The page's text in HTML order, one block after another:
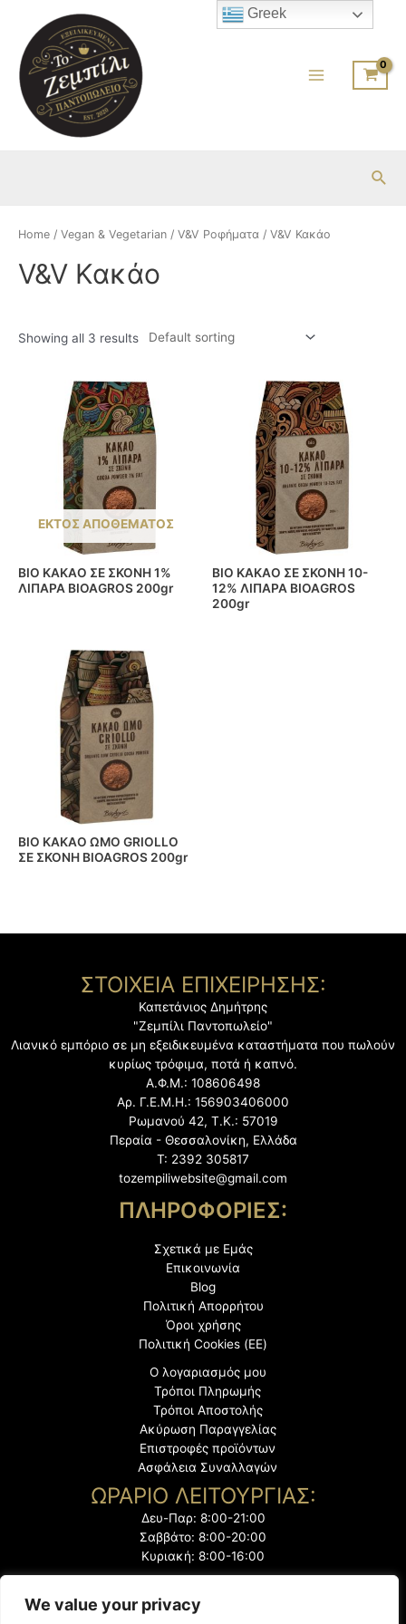
We value your privacy
περιεχόμενο
Home / Vegan & Vegetarian / V&V Ροφήματα / V&V Κακάο
V&V Κακάο
Showing all 3 results
ΕΚΤΌΣ ΑΠΟΘΈΜΑΤΟΣ
BIO ΚΑΚΑΟ ΣΕ ΣΚΟΝΗ 1%
ΛΙΠΑΡΑ BIOAGROS 200gr
BIO ΚΑΚΑΟ ΣΕ ΣΚΟΝΗ 10-
12% ΛΙΠΑΡΑ BIOAGROS
200gr
BIO ΚΑΚΑΟ ΩΜΟ GRIOLLO
ΣΕ ΣΚΟΝΗ BIOAGROS 200gr
ΣΤΟΙΧΕΙΑ ΕΠΙΧΕΙΡΗΣΗΣ:
Καπετάνιος Δημήτρης
"Ζεμπίλι Παντοπωλείο"
Λιανικό εμπόριο σε μη εξειδικευμένα καταστήματα που πωλούν
κυρίως τρόφιμα, ποτά ή καπνό.
Α.Φ.Μ.: 108606498
Αρ. Γ.Ε.Μ.Η.: 156903406000
Ρωμανού 42, Τ.Κ.: 57019
Περαία - Θεσσαλονίκη, Ελλάδα
Τ: 2392 305817
tozempiliwebsite@gmail.com
ΠΛΗΡΟΦΟΡΙΕΣ:
Σχετικά με Εμάς
Επικοινωνία
Blog
Πολιτική Απορρήτου
Όροι χρήσης
Πολιτική Cookies (ΕΕ)
Ο λογαριασμός μου
Τρόποι Πληρωμής
Τρόποι Αποστολής
Ακύρωση Παραγγελίας
Επιστροφές προϊόντων
Ασφάλεια Συναλλαγών
ΩΡΑΡΙΟ ΛΕΙΤΟΥΡΓΙΑΣ:
Δευ-Παρ: 8:00-21:00
Σαββάτο: 8:00-20:00
Κυριακή: 8:00-16:00
Greek